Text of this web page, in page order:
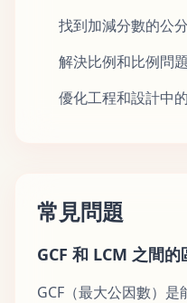
找到加減分數的公
解決比例和比例問題
優化工程和設計中
常見問題
GCF 和 LCM 之間的
GCF（最大公因數）